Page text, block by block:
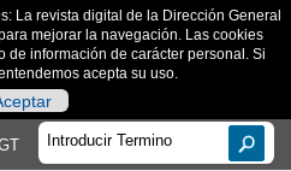
La revista digital de la Dirección General
mejorar la navegación. Las cookies
de información de carácter personal. Si
acepta su uso.